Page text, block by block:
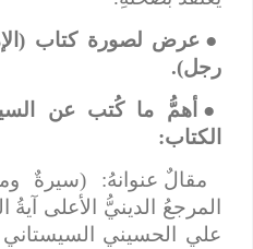
●عرض لصورة كتاب
رجل).
●أهمُّ ما كُتب عن
الكتاب:
مقالٌ عنوانهُ: (سيرةٌ
المرجعُ الدينيُّ الأعلى آيةُ
علي الحسيني السيستاني